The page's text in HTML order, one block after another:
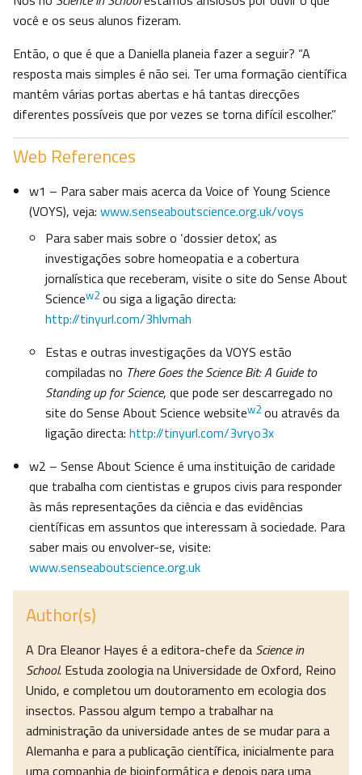
você e os seus alunos fizeram.
Então, o que é que a Daniella planeia fazer a seguir? “A
resposta mais simples é não sei. Ter uma formação científica
mantém várias portas abertas e há tantas direcções
diferentes possíveis que por vezes se torna difícil escolher.”
Web References
w1 – Para saber mais acerca da Voice of Young Science
(VOYS), veja: www.senseaboutscience.org.uk/voys
Para saber mais sobre o ‘dossier detox’, as
investigações sobre homeopatia e a cobertura
jornalística que receberam, visite o site do Sense About
Sciencew2ou siga a ligação directa:
http://tinyurl.com/3hlvmah
Estas e outras investigações da VOYS estão
compiladas no There Goes the Science Bit: A Guide to
Standing up for Science, que pode ser descarregado no
site do Sense About Science websitew2ou através da
ligação directa: http://tinyurl.com/3vryo3x
w2 – Sense About Science é uma instituição de caridade
que trabalha com cientistas e grupos civis para responder
às más representações da ciência e das evidências
científicas em assuntos que interessam à sociedade. Para
saber mais ou envolver-se, visite:
www.senseaboutscience.org.uk
Author(s)
A Dra Eleanor Hayes é a editora-chefe da Science in
School. Estuda zoologia na Universidade de Oxford, Reino
Unido, e completou um doutoramento em ecologia dos
insectos. Passou algum tempo a trabalhar na
administração da universidade antes de se mudar para a
Alemanha e para a publicação científica, inicialmente para
uma companhia de bioinformática e depois para uma